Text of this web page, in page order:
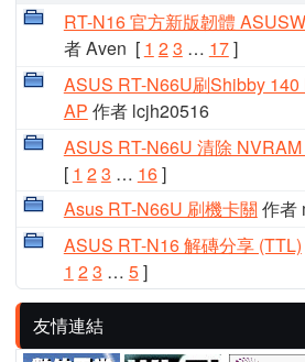
RT-N16 官方新版韌體
者 Aven [ 1 23 … 17]
ASUS RT-N66U刷Shibby
AP 作者 lcjh20516
ASUS RT-N66U 清除
[ 1 23 … 16]
Asus RT-N66U 刷機卡關 作者
ASUS RT-N16 解磚分享 (TTL)
1 23 … 5]
友情連結